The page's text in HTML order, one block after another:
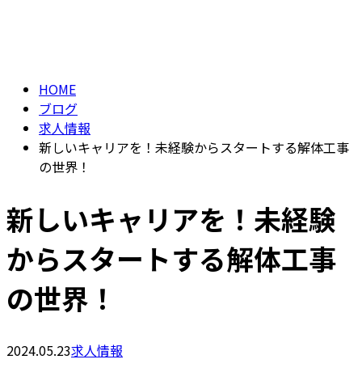
HOME
ブログ
求人情報
新しいキャリアを！未経験からスタートする解体工事
の世界！
新しいキャリアを！未経験
からスタートする解体工事
の世界！
2024.05.23求人情報